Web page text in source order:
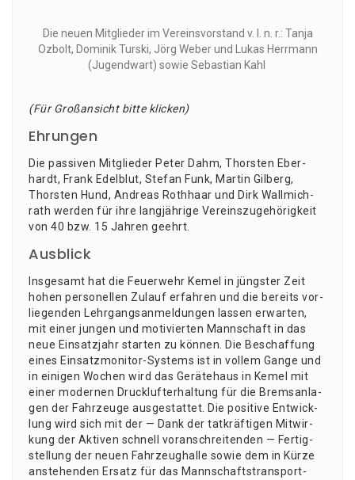
Die neu­en Mit­glie­der im Ver­eins­vor­stand v. l. n. r.: Tan­ja
Ozbolt, Domi­nik Tur­ski, Jörg Weber und Lukas Herr­mann
(Jugend­wart) sowie Sebas­ti­an Kahl
(Für Groß­an­sicht bit­te klicken)
Ehrungen
Die pas­si­ven Mit­glie­der Peter Dahm, Thors­ten Eber­
hardt, Frank Edel­blut, Ste­fan Funk, Mar­tin Gil­berg,
Thors­ten Hund, Andre­as Roth­haar und Dirk Wall­mi­ch­
rath wer­den für ihre lang­jäh­ri­ge Ver­eins­zu­ge­hö­rig­keit
von 40 bzw. 15 Jah­ren geehrt.
Ausblick
Ins­ge­samt hat die Feu­er­wehr Kemel in jüngs­ter Zeit
hohen per­so­nel­len Zulauf erfah­ren und die bereits vor­
lie­gen­den Lehr­gangs­an­mel­dun­gen las­sen erwar­ten,
mit einer jun­gen und moti­vier­ten Mann­schaft in das
neue Ein­satz­jahr star­ten zu kön­nen. Die Beschaf­fung
eines Ein­satz­mo­ni­tor-Sys­tems ist in vol­lem Gan­ge und
in eini­gen Wochen wird das Gerä­te­haus in Kemel mit
einer moder­nen Druck­luft­er­hal­tung für die Brems­an­la­
gen der Fahr­zeu­ge aus­ge­stat­tet. Die posi­ti­ve Ent­wick­
lung wird sich mit der — Dank der tat­kräf­ti­gen Mit­wir­
kung der Akti­ven schnell vor­an­schrei­ten­den — Fer­tig­
stel­lung der neu­en Fahr­zeug­hal­le sowie dem in Kür­ze
anste­hen­den Ersatz für das Mann­schafts­trans­port­